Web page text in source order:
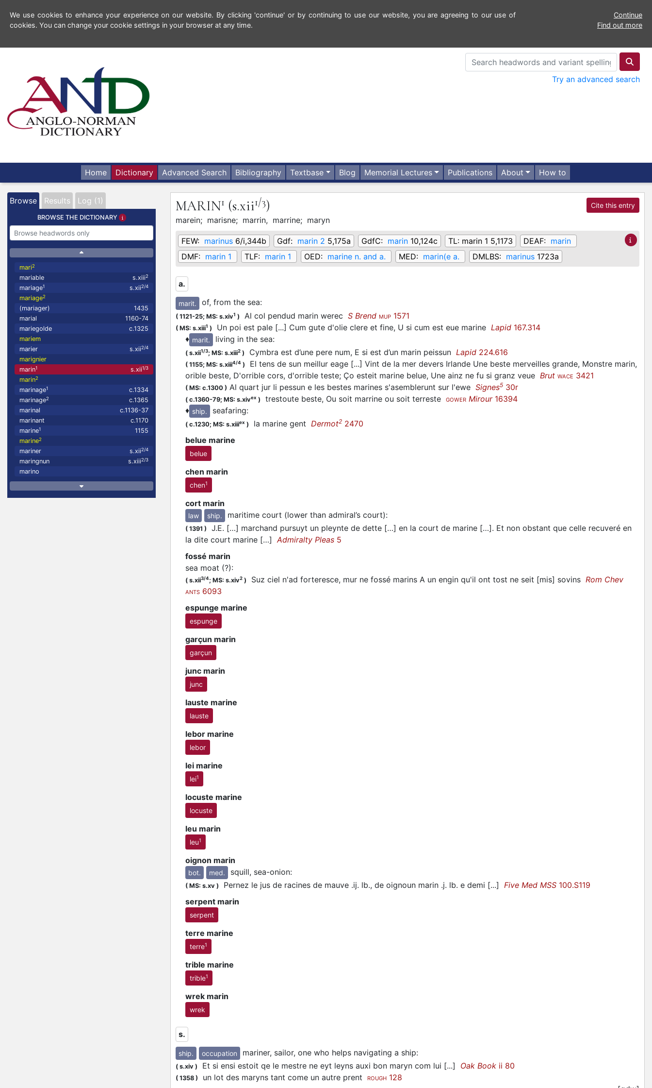
We use cookies to enhance your experience on our website. By clicking 'continue' or by continuing to use our website, you are agreeing to our use of
cookies. You can change your cookie settings in your browser at any time.
Continue
Find out more
Try an advanced search
Home Dictionary Advanced Search Bibliography Textbase Blog Memorial Lectures Publications About How to
Browse Results Log (1)
BROWSE THE DICTIONARY
mari2
mariable s.xiii2
mariage1 s.xii2/4
mariage2
(mariager)
1435
marial
1160-74
mariegolde
c.1325
mariem
marier
s.xii2/4
marignier
marin1 s.xii1/3
marin2
marinage1
c.1334
marinage2
c.1365
marinal
c.1136-37
marinant
c.1170
marine1
1155
marine2
mariner s.xii2/4
maringnun s.xiii2/3
marino
MARIN1 (s.xii1/3) Cite this entry
marein; marisne; marrin, marrine; maryn
FEW: marinus 6/i,344b Gdf: marin 2 5,175a GdfC: marin 10,124c TL: marin 1 5,1173 DEAF: marin
DMF: marin 1 TLF: marin 1 OED: marine n. and a. MED: marin(e a. DMLBS: marinus 1723a
a.
marit. of, from the sea:
( 1121-25; MS: s.xiv1 ) Al col pendud marin werec S Brend MUP 1571
( MS: s.xiii1 ) Un poi est pale [...] Cum gute d'olie clere et fine, U si cum est eue marine Lapid 167.314
♦ marit. living in the sea:
( s.xii1/3; MS: s.xiii2 ) Cymbra est d’une pere num, E si est d’un marin peissun Lapid 224.616
( 1155; MS: s.xiii4/4 )
El tens de sun meillur eage [...] Vint de la mer devers Irlande Une beste merveilles grande, Monstre marin,
orible beste, D'orrible cors, d'orrible teste; Ço esteit marine belue, Une ainz ne fu si granz veue Brut WACE 3421
( MS: c.1300 ) Al quart jur li pessun e les bestes marines s'asemblerunt sur l'ewe Signes5 30r
( c.1360-79; MS: s.xivex ) trestoute beste, Ou soit marrine ou soit terreste GOWER Mirour16394
♦ ship. seafaring:
( c.1230; MS: s.xiiiex ) la marine gent Dermot2 2470
belue marine
belue
chen marin
chen1
cort marin
law ship. maritime court (lower than admiral’s court):
( 1391 )
J.E. […] marchand pursuyt un pleynte de dette […] en la court de marine […]. Et non obstant que celle recuveré en
la dite court marine […] Admiralty Pleas 5
fossé marin
sea moat (?):
( s.xii3/4; MS: s.xiv2 ) Suz ciel n'ad forteresce, mur ne fossé marins A un engin qu'il ont tost ne seit [mis] sovins Rom Chev
ANTS 6093
espunge marine
espunge
garçun marin
garçun
junc marin
junc
lauste marine
lauste
lebor marine
lebor
lei marine
lei1
locuste marine
locuste
leu marin
leu1
oignon marin
bot. med. squill, sea-onion:
( MS: s.xv ) Pernez le jus de racines de mauve .ij. lb., de oignoun marin .j. lb. e demi [...] Five Med MSS 100.S119
serpent marin
serpent
terre marine
terre1
trible marine
trible1
wrek marin
wrek
s.
ship. occupation mariner, sailor, one who helps navigating a ship:
( s.xiv ) Et si ensi estoit qe le mestre ne eyt leyns auxi bon maryn com lui [...] Oak Book ii 80
( 1358 ) un lot des maryns tant come un autre prent ROUGH 128